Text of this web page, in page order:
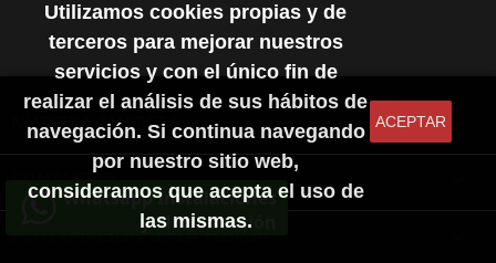
NUESTRA EMPRESA 
CONTACTAR
INFORMACIÓN DE LA TIENDA
Utilizamos cookies propias y de
terceros para mejorar nuestros
servicios y con el único fin de
realizar el análisis de sus hábitos de
navegación. Si continua navegando
por nuestro sitio web,
consideramos que acepta el uso de
las mismas.
ACEPTAR
Whatsapp Instalaciones
y Climatización